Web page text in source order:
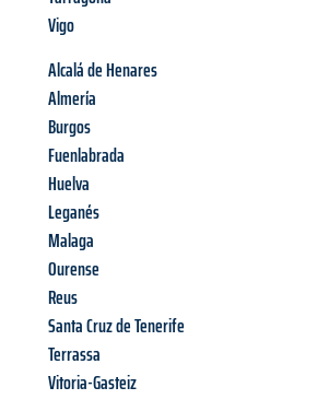
Vigo
Alcalá de Henares
Almería
Burgos
Fuenlabrada
Huelva
Leganés
Malaga
Ourense
Reus
Santa Cruz de Tenerife
Terrassa
Vitoria-Gasteiz